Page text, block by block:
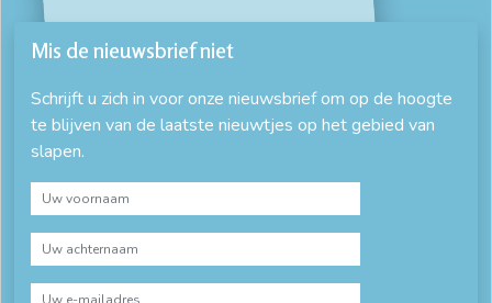
Mis de nieuwsbrief niet
Schrijft u zich in voor onze nieuwsbrief om op de hoogte
te blijven van de laatste nieuwtjes op het gebied van
slapen.